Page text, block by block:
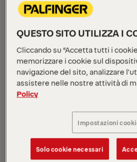
QUESTO SITO UTILIZZA I
Cliccando su “Accetta tutti i
memorizzare i cookie sul
navigazione del sito, analizzare
assistere nelle nostre attività di
Policy
Impostazioni
Solo cookie necessari